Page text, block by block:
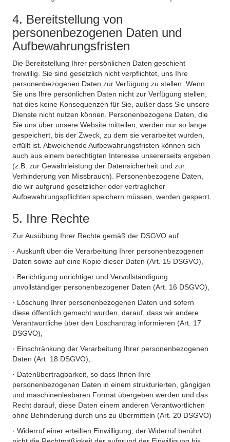
4. Bereitstellung von
personenbezogenen Daten und
Aufbewahrungsfristen
Die Bereitstellung Ihrer persönlichen Daten geschieht
freiwillig. Sie sind gesetzlich nicht verpflichtet, uns Ihre
personenbezogenen Daten zur Verfügung zu stellen. Wenn
Sie uns Ihre persönlichen Daten nicht zur Verfügung stellen,
hat dies keine Konsequenzen für Sie, außer dass Sie unsere
Dienste nicht nutzen können. Personenbezogene Daten, die
Sie uns über unsere Website mitteilen, werden nur so lange
gespeichert, bis der Zweck, zu dem sie verarbeitet wurden,
erfüllt ist. Abweichende Aufbewahrungsfristen können sich
auch aus einem berechtigten Interesse unsererseits ergeben
(z.B. zur Gewährleistung der Datensicherheit und zur
Verhinderung von Missbrauch). Personenbezogene Daten,
die wir aufgrund gesetzlicher oder vertraglicher
Aufbewahrungspflichten speichern müssen, werden gesperrt.
5. Ihre Rechte
Zur Ausübung Ihrer Rechte gemäß der DSGVO auf
· Auskunft über die Verarbeitung Ihrer personenbezogenen
Daten sowie auf eine Kopie dieser Daten (Art. 15 DSGVO),
· Berichtigung unrichtiger und Vervollständigung
unvollständiger personenbezogener Daten (Art. 16 DSGVO),
· Löschung Ihrer personenbezogenen Daten und sofern
diese öffentlich gemacht wurden, darauf, dass wir andere
Verantwortliche über den Löschantrag informieren (Art. 17
DSGVO),
· Einschränkung der Verarbeitung Ihrer personenbezogenen
Daten (Art. 18 DSGVO),
· Datenübertragbarkeit, so dass Ihnen Ihre
personenbezogenen Daten in einem strukturierten, gängigen
und maschinenlesbaren Format übergeben werden und das
Recht darauf, diese Daten einem anderen Verantwortlichen
ohne Behinderung durch uns zu übermitteln (Art. 20 DSGVO)
· Widerruf einer erteilten Einwilligung; der Widerruf berührt